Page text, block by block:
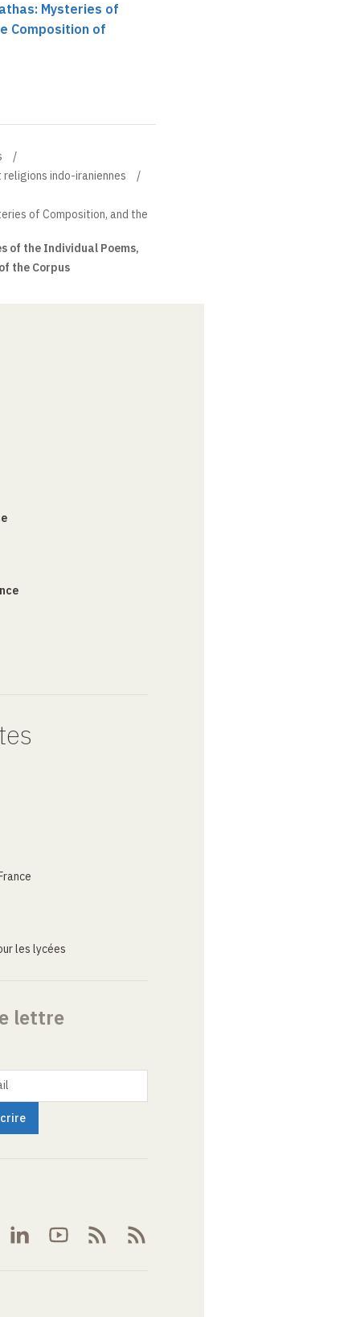
Mysteries of
Composition of
religions indo-iraniennes
of Composition, and the
of the Individual Poems,
the Corpus
les lycées
lettre